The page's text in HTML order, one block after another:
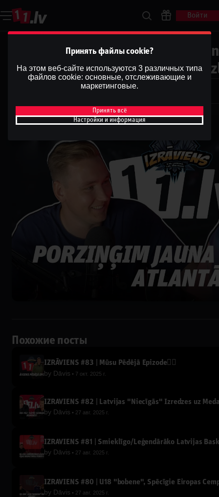
Войти
IZRĀVIENS #79 | Porziņģim
OKC Beidzot Čempioni un 3x3
Похожие посты
IZRĀVIENS #83 | Mūsu Pēdējā Epizode✌🏽
by Dāvis 7 окт. 2025 г.
IZRĀVIENS #82 | Latvijas "Niecīgās" Izredzes uz
by Dāvis 27 авг. 2025 г.
IZRĀVIENS #81 | Smieklīgo/Leģendārāko Latvijas
by Dāvis 27 авг. 2025 г.
IZRĀVIENS #80 | U18 "bobene", Spēcīgie Eiropas
by Dāvis 27 авг. 2025 г.
Принять файлы cookie?
На этом веб-сайте используются 3 различных типа
файлов cookie: основные, отслеживающие и
маркетинговые.
Принять всё
Настройки и информация